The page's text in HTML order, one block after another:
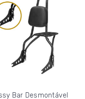
Bar Desmontável